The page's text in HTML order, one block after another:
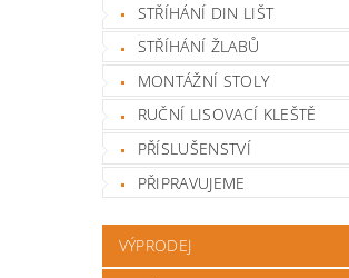
STŘÍHÁNÍ DIN LIŠT
STŘÍHÁNÍ ŽLABŮ
MONTÁŽNÍ STOLY
RUČNÍ LISOVACÍ KLEŠTĚ
PŘÍSLUŠENSTVÍ
PŘIPRAVUJEME
VÝPRODEJ